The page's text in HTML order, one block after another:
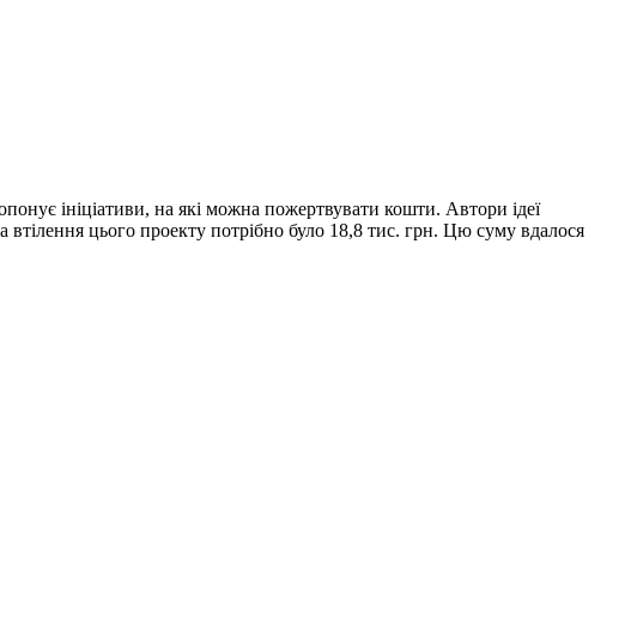
ініціативи, на які можна пожертвувати кошти. Автори ідеї
цього проекту потрібно було 18,8 тис. грн. Цю суму вдалося